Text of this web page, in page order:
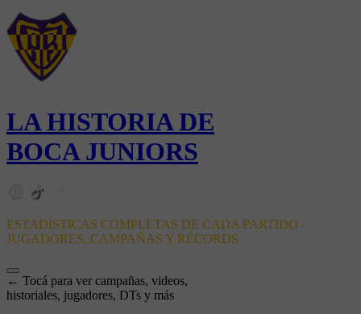
LA HISTORIA DE
BOCA JUNIORS
ESTADÍSTICAS COMPLETAS DE CADA PARTIDO -
JUGADORES, CAMPAÑAS Y RÉCORDS
← Tocá para ver campañas, videos,
historiales, jugadores, DTs y más